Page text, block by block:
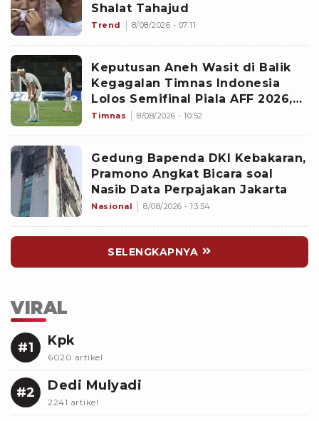
Shalat Tahajud
Trend 8/08/2026 - 07:11
Keputusan Aneh Wasit di Balik
Kegagalan Timnas Indonesia
Lolos Semifinal Piala AFF 2026,
Untungkan Singapura dan
Timnas 8/08/2026 - 10:52
Gedung Bapenda DKI Kebakaran,
Pramono Angkat Bicara soal
Nasib Data Perpajakan Jakarta
Nasional 8/08/2026 - 13:54
SELENGKAPNYA
VIRAL
#1 Kpk
6020 artikel
#2 Dedi Mulyadi
2241 artikel